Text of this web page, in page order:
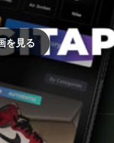
を見る